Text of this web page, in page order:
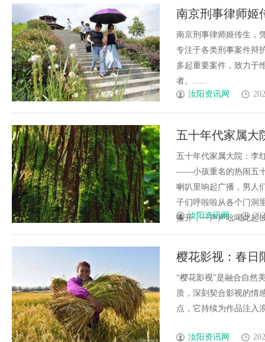
南京刑事律师姬
南京刑事律师姬传生，
专注于各类刑事案件辩
多起重要案件，致力于
者。......
汝阳资讯网
五十年代家属大
肖时庆、李淑
五十年代家属大院：李
——小孩重名的热闹五
喇叭里响起广播，男人
子们呼啦啦从各个门洞
推开，一声声吆喝此
汝阳资讯网
樱花影视：春日
“樱花影视”是融合自然
质，深刻契合影视的情
点，它持续为作品注入
汝阳资讯网